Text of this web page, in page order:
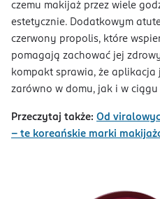
czemu makijaż przez wiele
estetycznie. Dodatkowym
czerwony propolis, które
pomagają zachować jej
kompakt sprawia, że
zarówno w domu, jak i w ciągu
Przeczytaj także: Od
– te koreańskie marki